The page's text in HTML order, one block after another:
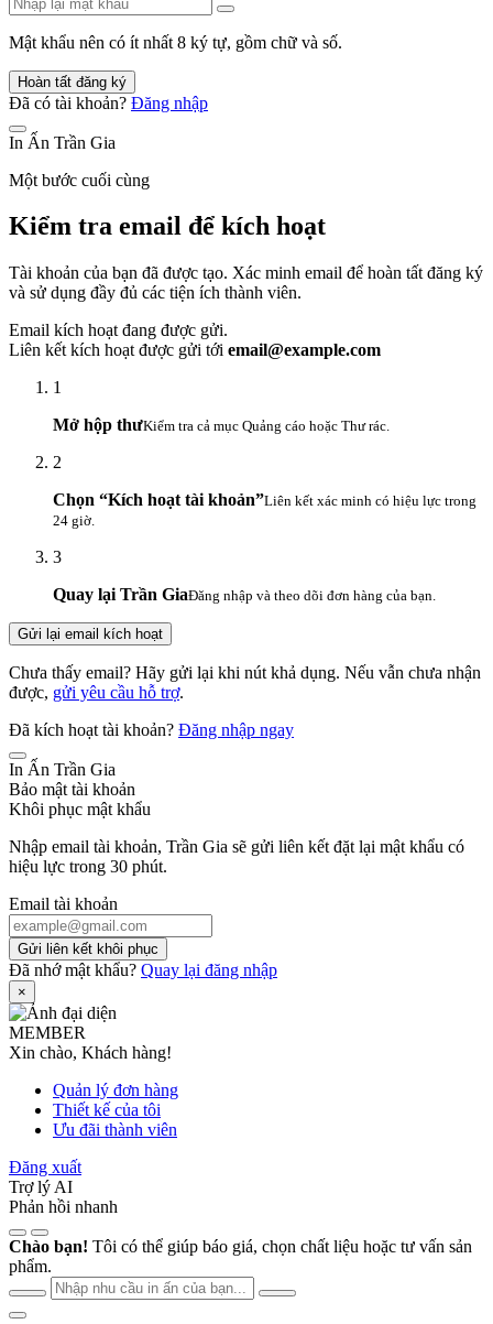
Mật khẩu nên có ít nhất 8 ký tự, gồm chữ và số.
Hoàn tất đăng ký
Đã có tài khoản? Đăng nhập
In Ấn Trần Gia
Một bước cuối cùng
Kiểm tra email để kích hoạt
Tài khoản của bạn đã được tạo. Xác minh email để hoàn tất đăng ký
và sử dụng đầy đủ các tiện ích thành viên.
Email kích hoạt đang được gửi.
Liên kết kích hoạt được gửi tới email@example.com
1
Mở hộp thưKiểm tra cả mục Quảng cáo hoặc Thư rác.
2
Chọn “Kích hoạt tài khoản”Liên kết xác minh có hiệu lực trong
24 giờ.
3
Quay lại Trần GiaĐăng nhập và theo dõi đơn hàng của bạn.
Gửi lại email kích hoạt
Chưa thấy email? Hãy gửi lại khi nút khả dụng. Nếu vẫn chưa nhận
được, gửi yêu cầu hỗ trợ.
Đã kích hoạt tài khoản? Đăng nhập ngay
In Ấn Trần Gia
Bảo mật tài khoản
Khôi phục mật khẩu
Nhập email tài khoản, Trần Gia sẽ gửi liên kết đặt lại mật khẩu có
hiệu lực trong 30 phút.
Email tài khoản
Gửi liên kết khôi phục
Đã nhớ mật khẩu? Quay lại đăng nhập
×
MEMBER
Xin chào, Khách hàng!
Quản lý đơn hàng
Thiết kế của tôi
Ưu đãi thành viên
Đăng xuất
Trợ lý AI
Phản hồi nhanh
Chào bạn! Tôi có thể giúp báo giá, chọn chất liệu hoặc tư vấn sản
phẩm.